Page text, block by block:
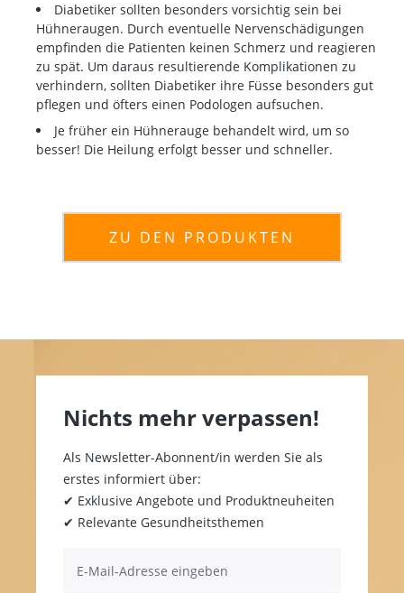
Diabetiker sollten besonders vorsichtig sein bei
Hühneraugen. Durch eventuelle Nervenschädigungen
empfinden die Patienten keinen Schmerz und reagieren
zu spät. Um daraus resultierende Komplikationen zu
verhindern, sollten Diabetiker ihre Füsse besonders gut
pflegen und öfters einen Podologen aufsuchen.
Je früher ein Hühnerauge behandelt wird, um so
besser! Die Heilung erfolgt besser und schneller.
ZU DEN PRODUKTEN
Nichts mehr verpassen!
Als Newsletter-Abonnent/in werden Sie als
erstes informiert über:
✔ Exklusive Angebote und Produktneuheiten
✔ Relevante Gesundheitsthemen